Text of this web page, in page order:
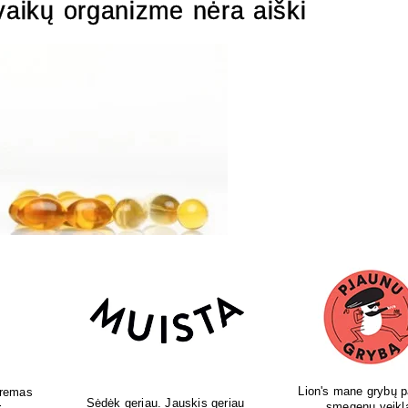
organizme nėra aiški
Gydytojos sukurti